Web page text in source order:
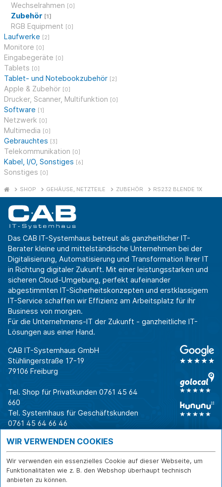
Wechselrahmen [0]
Zubehör [1]
RGB Equipment [0]
Laufwerke [2]
Monitore [0]
Eingabegeräte [0]
Tablets [0]
Tablet- und Notebookzubehör [2]
Apple & Zubehör [0]
Drucker, Scanner, Multifunktion [0]
Software [1]
Netzwerk [0]
Multimedia [0]
Gebrauchtes [3]
Telekommunikation [0]
Kabel, I/O, Sonstiges [6]
Sonstiges [0]
SHOP GEHÄUSE, NETZTEILE ZUBEHÖR RS232 BLENDE 1X
Das CAB IT-Systemhaus betreut als ganzheitlicher IT-
Berater kleine und mittelständische Unternehmen bei der
Digitalisierung, Automatisierung und Transformation Ihrer IT
in Richtung digitaler Zukunft. Mit einer leistungsstarken und
sicheren Cloud-Umgebung, perfekt aufeinander
abgestimmten IT-Sicherheitskonzepten und erstklassigem
IT-Service schaffen wir Effizienz am Arbeitsplatz für ihr
Business von morgen.
Für die Unternehmens-IT der Zukunft - ganzheitliche IT-
Lösungen aus einer Hand.
CAB IT-Systemhaus GmbH
Stühlingerstraße 17-19
79106 Freiburg
Tel. Shop für Privatkunden 0761 45 64
660
Tel. Systemhaus für Geschäftskunden
0761 45 64 66 46
Warum CAB
Für Business-
Entscheider
Für IT-Leiter
Für Privatkunden
IT für
IT-Security
IT-Infrastruktur
IT-Beratung und
Service
Reparatur
WIR VERWENDEN COOKIES
Wir verwenden ein essenzielles Cookie auf dieser Webseite, um
Funktionalitäten wie z. B. den Webshop überhaupt technisch
anbieten zu können.